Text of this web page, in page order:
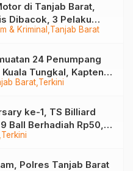
& Kriminal Tanjab Barat
di Tanjab Barat,
Dibacok, 3 Pelaku
Barat Terkini
24 Penumpang
Tungkal, Kapten
Terkini
ke-1, TS Billiard
Ball Berhadiah Rp50,8
Polres Tanjab Barat